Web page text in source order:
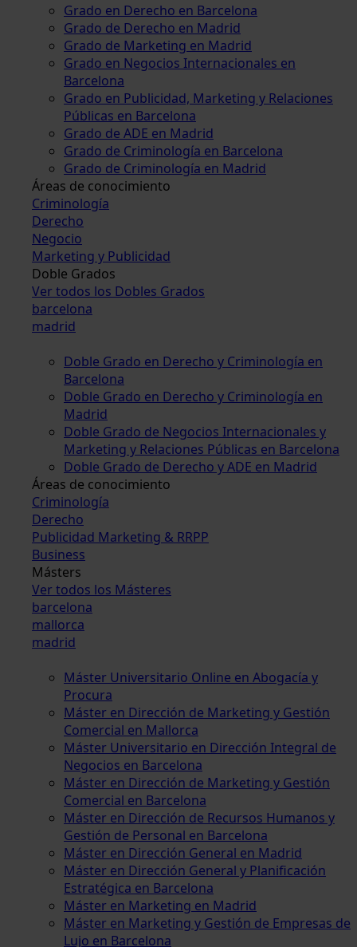
Grado en Derecho en Barcelona
Grado de Derecho en Madrid
Grado de Marketing en Madrid
Grado en Negocios Internacionales en
Barcelona
Grado en Publicidad, Marketing y Relaciones
Públicas en Barcelona
Grado de ADE en Madrid
Grado de Criminología en Barcelona
Grado de Criminología en Madrid
Áreas de conocimiento
Criminología
Derecho
Negocio
Marketing y Publicidad
Doble Grados
Ver todos los Dobles Grados
barcelona
madrid
Doble Grado en Derecho y Criminología en
Barcelona
Doble Grado en Derecho y Criminología en
Madrid
Doble Grado de Negocios Internacionales y
Marketing y Relaciones Públicas en Barcelona
Doble Grado de Derecho y ADE en Madrid
Áreas de conocimiento
Criminología
Derecho
Publicidad Marketing & RRPP
Business
Másters
Ver todos los Másteres
barcelona
mallorca
madrid
Máster Universitario Online en Abogacía y
Procura
Máster en Dirección de Marketing y Gestión
Comercial en Mallorca
Máster Universitario en Dirección Integral de
Negocios en Barcelona
Máster en Dirección de Marketing y Gestión
Comercial en Barcelona
Máster en Dirección de Recursos Humanos y
Gestión de Personal en Barcelona
Máster en Dirección General en Madrid
Máster en Dirección General y Planificación
Estratégica en Barcelona
Máster en Marketing en Madrid
Máster en Marketing y Gestión de Empresas de
Lujo en Barcelona